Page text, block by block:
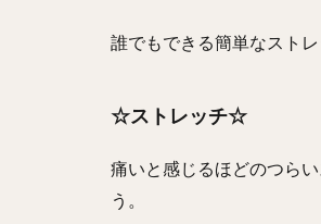
誰でもできる簡単なスト
☆ストレッチ☆
痛いと感じるほどのつら
う。